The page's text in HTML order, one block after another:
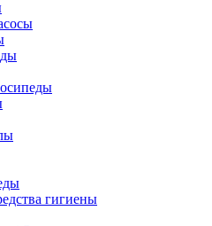
гигиены